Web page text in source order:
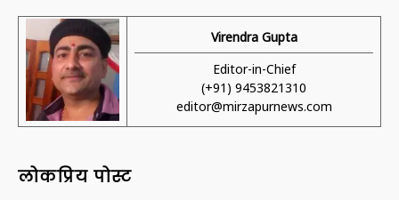
Virendra Gupta
Editor-in-Chief
(+91) 9453821310
editor@mirzapurnews.com
लोकप्रिय पोस्ट